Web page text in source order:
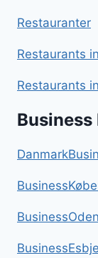
Restauranter
Restaurants
Restaurants